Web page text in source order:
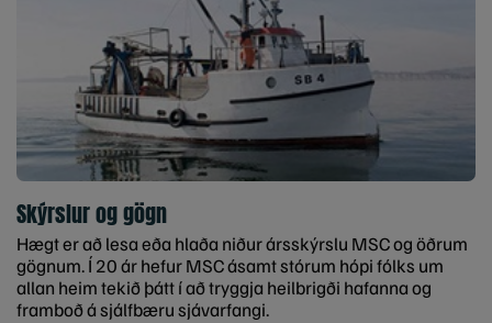
Skýrslur og gögn
Hægt er að lesa eða hlaða niður ársskýrslu MSC og öðrum
gögnum. Í 20 ár hefur MSC ásamt stórum hópi fólks um
allan heim tekið þátt í að tryggja heilbrigði hafanna og
framboð á sjálfbæru sjávarfangi.